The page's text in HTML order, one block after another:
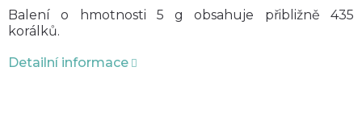
Balení o hmotnosti 5 g obsahuje přibližně 435
korálků.
Detailní informace